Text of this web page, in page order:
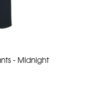
- Midnight